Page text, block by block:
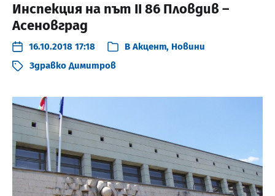
Инспекция на път II 86 Пловдив –
Асеновград
16.10.2018 17:18 В Акцент, Новини
Здравко Димитров